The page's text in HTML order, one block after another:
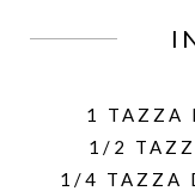
1 TAZZA
1/2
1/4 TAZZA